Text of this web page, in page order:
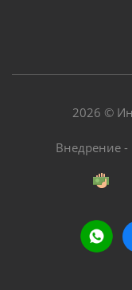
2026 ©
Внедрение -